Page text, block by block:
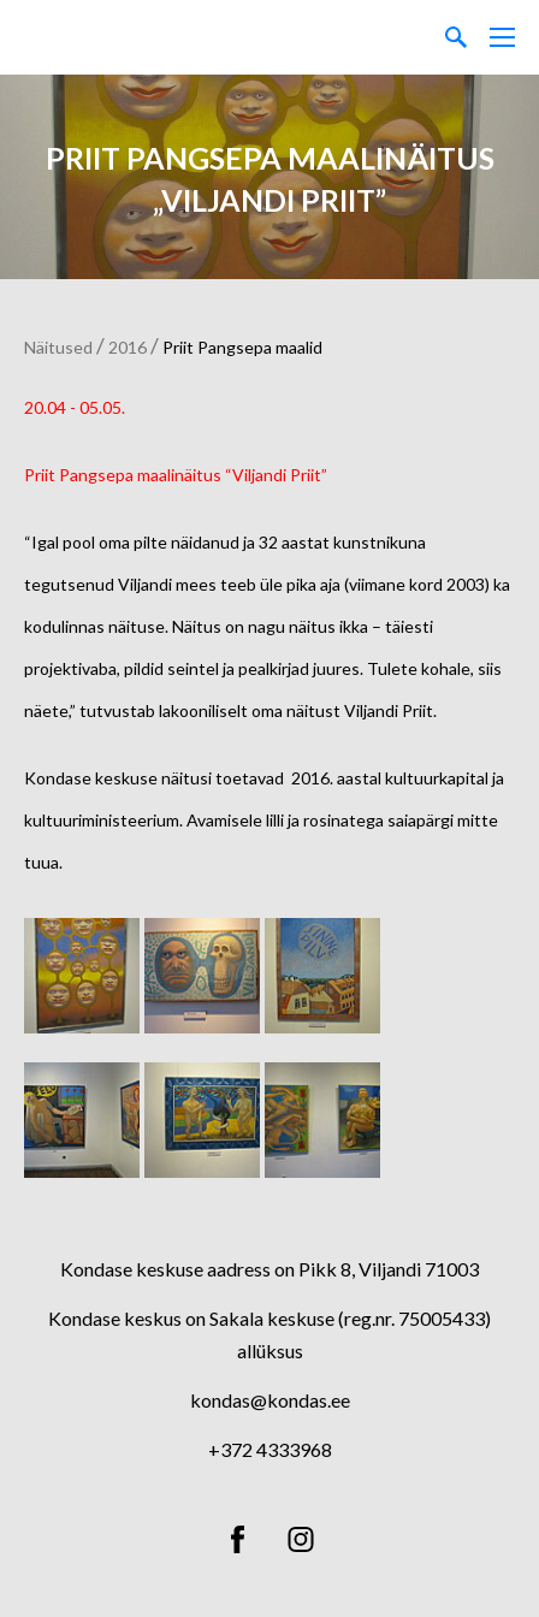
PRIIT PANGSEPA MAALINÄITUS
„VILJANDI PRIIT”
Näitused / 2016/ Priit Pangsepa maalid
20.04 - 05.05.
Priit Pangsepa maalinäitus “Viljandi Priit”
“Igal pool oma pilte näidanud ja 32 aastat kunstnikuna
tegutsenud Viljandi mees teeb üle pika aja (viimane kord 2003) ka
kodulinnas näituse. Näitus on nagu näitus ikka – täiesti
projektivaba, pildid seintel ja pealkirjad juures. Tulete kohale, siis
näete,” tutvustab lakooniliselt oma näitust Viljandi Priit.
Kondase keskuse näitusi toetavad 2016. aastal kultuurkapital ja
kultuuriministeerium. Avamisele lilli ja rosinatega saiapärgi mitte
tuua.
Kondase keskuse aadress on Pikk 8, Viljandi 71003
Kondase keskus on Sakala keskuse (reg.nr. 75005433)
allüksus
kondas@kondas.ee
+372 4333968